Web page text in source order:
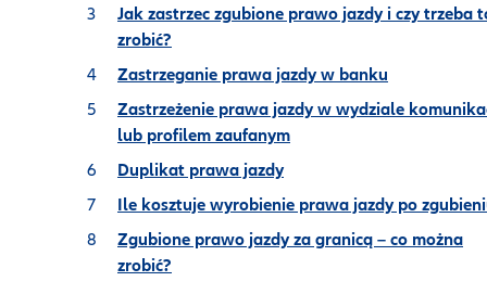
Jak zastrzec zgubione prawo jazdy i czy trzeba
zrobić?
Zastrzeganie prawa jazdy w banku
Zastrzeżenie prawa jazdy w wydziale
lub profilem zaufanym
Duplikat prawa jazdy
Ile kosztuje wyrobienie prawa jazdy po
Zgubione prawo jazdy za granicą – co można
zrobić?